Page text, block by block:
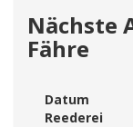
Nächste
Fähre
Datum
Reederei